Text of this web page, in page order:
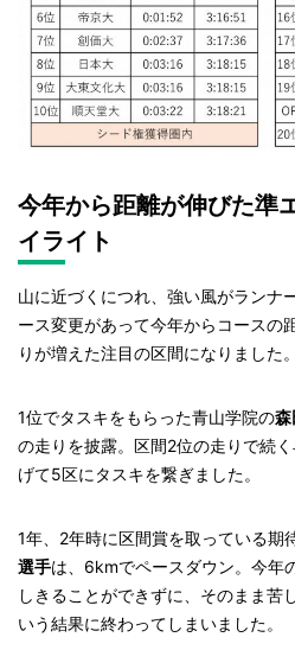
今年から距離が伸びた準
イライト
山に近づくにつれ、強い風がランナ
ース変更があって今年からコースの
りが増えた注目の区間になりました。
1位でタスキをもらった青山学院の森
の走りを披露。区間2位の走りで続
げて5区にタスキを繋ぎました。
1年、2年時に区間賞を取っている期
選手は、6kmでペースダウン。今年
しきることができずに、そのまま苦
いう結果に終わってしまいました。